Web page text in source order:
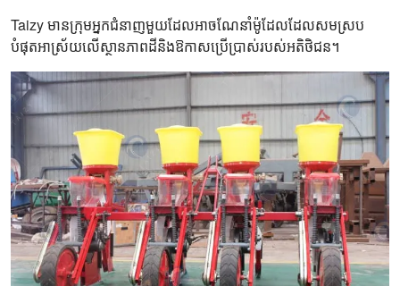
Taizy មានក្រុមអ្នកជំនាញមួយដែលអាចណែនាំម៉ូដែលដែលសមស្រប
បំផុតអាស្រ័យលើស្ថានភាពដីនិងឱកាសប្រើប្រាស់របស់អតិថិជន។